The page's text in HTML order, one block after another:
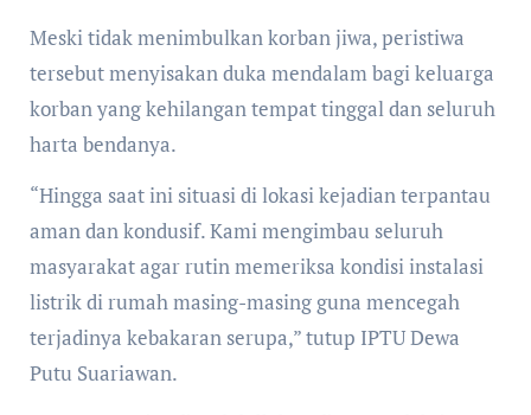
Meski tidak menimbulkan korban jiwa, peristiwa
tersebut menyisakan duka mendalam bagi keluarga
korban yang kehilangan tempat tinggal dan seluruh
harta bendanya.
“Hingga saat ini situasi di lokasi kejadian terpantau
aman dan kondusif. Kami mengimbau seluruh
masyarakat agar rutin memeriksa kondisi instalasi
listrik di rumah masing-masing guna mencegah
terjadinya kebakaran serupa,” tutup IPTU Dewa
Putu Suariawan.